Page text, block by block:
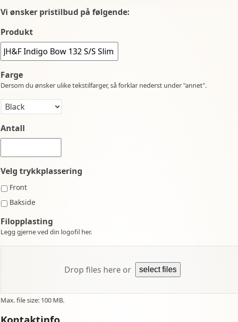
Vi ønsker pristilbud på følgende:
Produkt
Farge
Dersom du ønsker ulike tekstilfarger, så forklar nederst under "annet".
Antall
Velg trykkplassering
Front
Bakside
Filopplasting
Legg gjerne ved din logofil her.
Drop files here or select files
Max. file size: 100 MB.